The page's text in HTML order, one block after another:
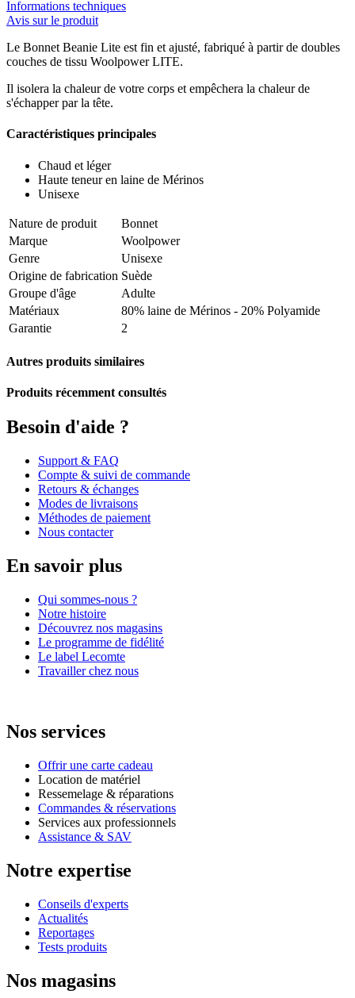
Informations techniques
Avis sur le produit
Le Bonnet Beanie Lite est fin et ajusté, fabriqué à partir de doubles
couches de tissu Woolpower LITE.
Il isolera la chaleur de votre corps et empêchera la chaleur de
s'échapper par la tête.
Caractéristiques principales
Chaud et léger
Haute teneur en laine de Mérinos
Unisexe
Nature de produit
Bonnet
Marque
Woolpower
Genre
Unisexe
Origine de fabrication Suède
Groupe d'âge
Adulte
Matériaux
80% laine de Mérinos - 20% Polyamide
Garantie
2
Autres produits similaires
Produits récemment consultés
Besoin d'aide ?
Support & FAQ
Compte & suivi de commande
Retours & échanges
Modes de livraisons
Méthodes de paiement
Nous contacter
En savoir plus
Qui sommes-nous ?
Notre histoire
Découvrez nos magasins
Le programme de fidélité
Le label Lecomte
Travailler chez nous
Nos services
Offrir une carte cadeau
Location de matériel
Ressemelage & réparations
Commandes & réservations
Services aux professionnels
Assistance & SAV
Notre expertise
Conseils d'experts
Actualités
Reportages
Tests produits
Nos magasins